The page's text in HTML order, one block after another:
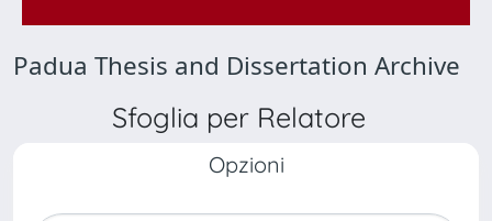
Padua Thesis and Dissertation Archive
Sfoglia per Relatore
Opzioni